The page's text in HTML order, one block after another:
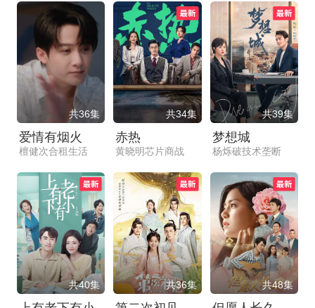
共36集
爱情有烟火
檀健次合租生活
共34集
赤热
黄晓明芯片商战
共39集
梦想城
杨烁破技术垄断
共40集 共36集 共48集